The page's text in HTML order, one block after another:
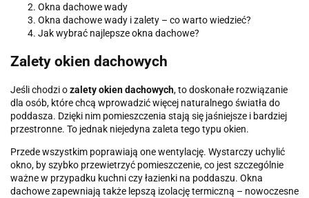
Okna dachowe wady
Okna dachowe wady i zalety – co warto wiedzieć?
Jak wybrać najlepsze okna dachowe?
Zalety okien dachowych
Jeśli chodzi ozalety okien dachowych, to doskonałe rozwiązanie
dla osób, które chcą wprowadzić więcej naturalnego światła do
poddasza. Dzięki nim pomieszczenia stają się jaśniejsze i bardziej
przestronne. To jednak niejedyna zaleta tego typu okien.
Przede wszystkim poprawiają one wentylację. Wystarczy uchylić
okno, by szybko przewietrzyć pomieszczenie, co jest szczególnie
ważne w przypadku kuchni czy łazienki na poddaszu. Okna
dachowe zapewniają także lepszą izolację termiczną – nowoczesne